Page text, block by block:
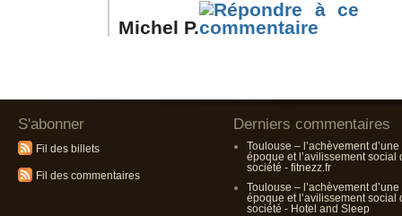
Michel P.
S'abonner
Fil des billets
Fil des commentaires
Derniers commentaires
Toulouse – l’achèvement d’une
époque et l’avilissement social
société - fitnezz.fr
Toulouse – l’achèvement d’une
époque et l’avilissement social
société - Hotel and Sleep